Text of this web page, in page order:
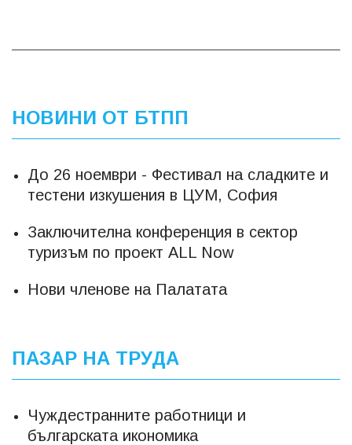
НОВИНИ ОТ БТПП
До 26 ноември - Фестивал на сладките и
тестени изкушения в ЦУМ, София
Заключителна конференция в сектор
туризъм по проект ALL Now
Нови членове на Палатата
ПАЗАР НА ТРУДА
Чуждестранните работници и
българската икономика